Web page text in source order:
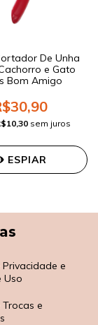
De Unha
e Gato
Bom Amigo
sem juros
ESPIAR
e
Uso
e